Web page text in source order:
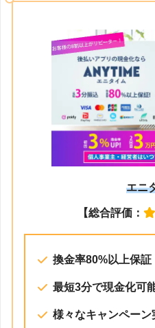
エニ
【総合評価：
換金率80%以上保証
最短3分で現金化可
様々なキャンペーン